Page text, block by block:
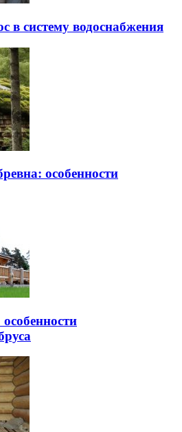
в систему водоснабжения
особенности